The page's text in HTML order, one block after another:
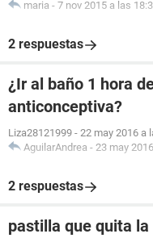
maria - 7 nov 2015 a las
2 respuestas
¿Ir al baño 1 hora
anticonceptiva?
Liza28121999 - 22 may 2016 a
AguilarAndrea - 23 may
2 respuestas
pastilla que quita